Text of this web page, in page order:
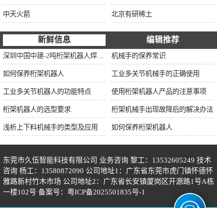
中天火箭 北京有研稀土
新鲜信息 编辑推荐
机械手的保养常识
如何保养桁架机器人 工业多关节机械手的正确使用
工业多关节机器人的功能特点 使用桁架机器人产品的注意事项
桁架机器人的选型要求 桁架机械手出现故障后的解决办法
浅析上下料机械手的类型及应用 如何保养桁架机器人
东莞市久伍智能科技有限公司 业务咨询 黎工：13532605249 技术
咨询 杨工：13580872090 公司地址1：广东省东莞市虎门镇怀德怀
雅路新村竹木市场 公司地址2：广东省长安镇厦岗区开源路1号A栋
一楼102号 备案号： 粤ICP备2025501835号-1